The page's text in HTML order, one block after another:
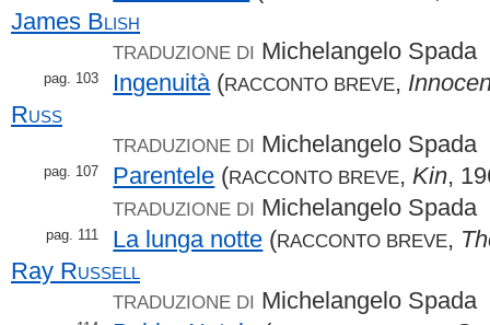
James Blish
TRADUZIONE DI Michelangelo Spada
pag. 103 Ingenuità (RACCONTO BREVE,
Russ
TRADUZIONE DI Michelangelo Spada
pag. 107 Parentele (RACCONTO BREVE, Kin,
TRADUZIONE DI Michelangelo Spada
pag. 111 La lunga notte (RACCONTO BREVE,
Ray Russell
TRADUZIONE DI Michelangelo Spada